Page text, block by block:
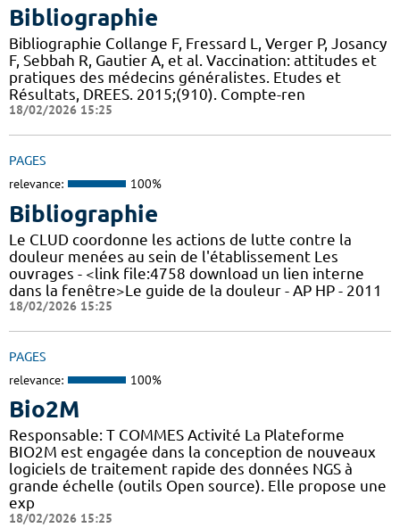
Bibliographie
Bibliographie Collange F, Fressard L, Verger P, Josancy
F, Sebbah R, Gautier A, et al. Vaccination: attitudes et
pratiques des médecins généralistes. Etudes et
Résultats, DREES. 2015;(910). Compte-ren
18/02/2026 15:25
PAGES
relevance: 100%
Bibliographie
Le CLUD coordonne les actions de lutte contre la
douleur menées au sein de l'établissement Les
ouvrages - <link file:4758 download un lien interne
dans la fenêtre>Le guide de la douleur - AP HP - 2011
18/02/2026 15:25
PAGES
relevance: 100%
Bio2M
Responsable: T COMMES Activité La Plateforme
BIO2M est engagée dans la conception de nouveaux
logiciels de traitement rapide des données NGS à
grande échelle (outils Open source). Elle propose une
exp
18/02/2026 15:25